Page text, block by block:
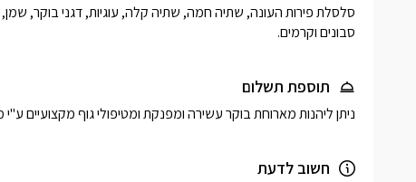
סבונים וקרמים.
תוספת תשלום
ניתן ליהנות מארוחת בוקר עשירה ומפנקת ומטיפולי גוף מקצועיים
חשוב לדעת